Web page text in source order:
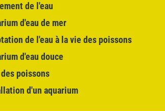
de l'eau
d'eau de mer
de l'eau à la vie des poissons
d'eau douce
poissons
d'un aquarium